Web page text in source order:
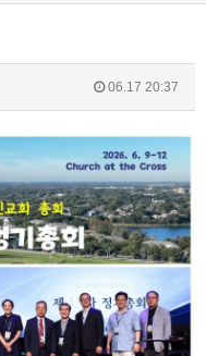
06.17 20:37